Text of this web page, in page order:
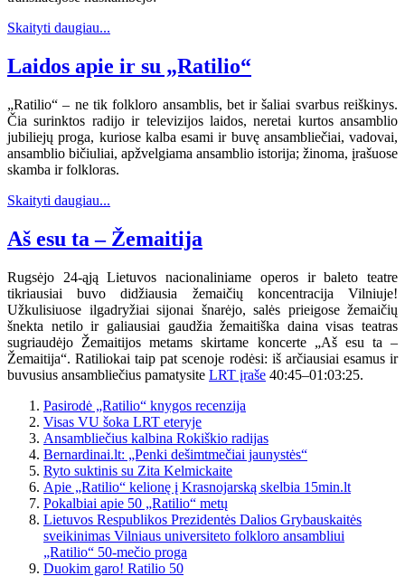
Skaityti daugiau...
Laidos apie ir su „Ratilio“
„Ratilio“ – ne tik folkloro ansamblis, bet ir šaliai svarbus reiškinys.
Čia surinktos radijo ir televizijos laidos, neretai kurtos ansamblio
jubiliejų proga, kuriose kalba esami ir buvę ansambliečiai, vadovai,
ansamblio bičiuliai, apžvelgiama ansamblio istorija; žinoma, įrašuose
skamba ir folkloras.
Skaityti daugiau...
Aš esu ta – Žemaitija
Rugsėjo 24-ąją Lietuvos nacionaliniame operos ir baleto teatre
tikriausiai buvo didžiausia žemaičių koncentracija Vilniuje!
Užkulisiuose ilgadryžiai sijonai šnarėjo, salės prieigose žemaičių
šnekta netilo ir galiausiai gaudžia žemaitiška daina visas teatras
sugriaudėjo Žemaitijos metams skirtame koncerte „Aš esu ta –
Žemaitija“. Ratiliokai taip pat scenoje rodėsi: iš arčiausiai esamus ir
buvusius ansambliečius pamatysite LRT įraše 40:45–01:03:25.
Pasirodė „Ratilio“ knygos recenzija
Visas VU šoka LRT eteryje
Ansambliečius kalbina Rokiškio radijas
Bernardinai.lt: „Penki dešimtmečiai jaunystės“
Ryto suktinis su Zita Kelmickaite
Apie „Ratilio“ kelionę į Krasnojarską skelbia 15min.lt
Pokalbiai apie 50 „Ratilio“ metų
Lietuvos Respublikos Prezidentės Dalios Grybauskaitės
sveikinimas Vilniaus universiteto folkloro ansambliui
„Ratilio“ 50-mečio proga
Duokim garo! Ratilio 50